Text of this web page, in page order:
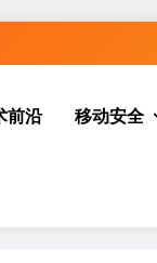
前沿 移动安全